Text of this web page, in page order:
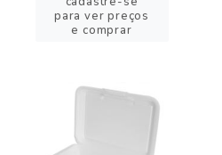
para ver preços
e comprar